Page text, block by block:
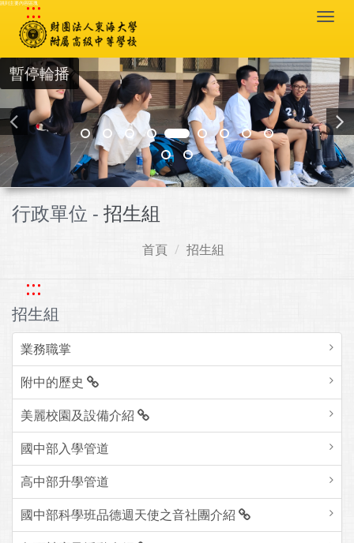
跳到主要內容區塊
:::
暫停輪播
行政單位 - 招生組
首頁 招生組
:::
招生組
業務職掌
附中的歷史
美麗校園及設備介紹
國中部入學管道
高中部升學管道
國中部科學班品德週天使之音社團介紹